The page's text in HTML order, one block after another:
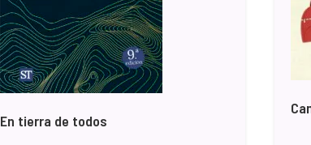
En tierra de todos